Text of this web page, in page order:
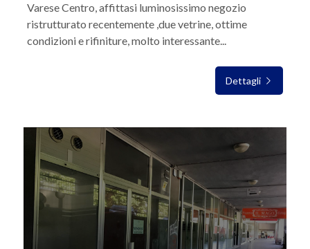
Varese Centro, affittasi luminosissimo negozio
ristrutturato recentemente ,due vetrine, ottime
condizioni e rifiniture, molto interessante...
Dettagli